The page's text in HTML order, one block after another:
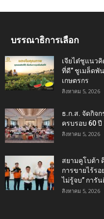
บรรณาธิการเลือก
เจียไต๋ชูแนว
ที่ดี” ชูเมล็ดพั
เกษตรกร
สิงหาคม 5, 2026
ธ.ก.ส. จัดกิจ
ครบรอบ 60
สิงหาคม 5, 2026
สยามคูโบต้า
การขายไร้รอ
ไม่รู้จบ” การั
สิงหาคม 5, 2026